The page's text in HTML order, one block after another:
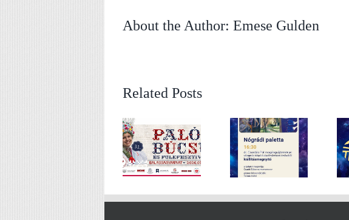
About the Author: Emese Gulden
Related Posts
Nógrádi paletta –
Dr. Csordás Pál
magánygyűjteménye
– válogatás Nógrád
képzőművészeti
értékeiből – 2026.
Múzeumok
Éjszakája – június
20. 16:00 – 24:00